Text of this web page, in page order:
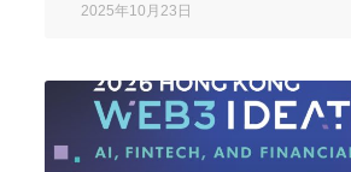
2025年10月23日